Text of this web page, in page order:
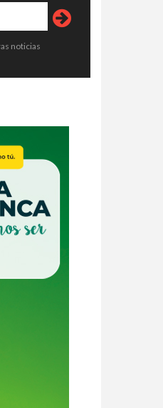
Aitana convierte Avilés en su gran
fiesta azul: 20.000 voces,
cumpleaños feliz y una
superestrella en plena coronación
27 de Jun de 2026
noticias